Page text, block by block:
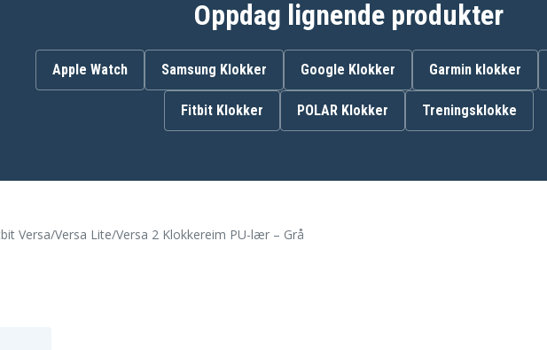
Oppdag lignende produkter
Apple Watch Samsung Klokker Google Klokker Garmin klokker
Fitbit Klokker POLAR Klokker Treningsklokke
Versa/Versa Lite/Versa 2 Klokkereim PU-lær – Grå